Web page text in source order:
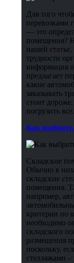
Для того
перевозками
— это
помещения?
нашей
трудности
информация
предлагает
какие
заказывать
стоит
погрузить
Как выбрать
Складские
Обычно в них
складские
помещения.
например,
критерии по
необходимо
складского
размещения
поскольку,
стеллажами